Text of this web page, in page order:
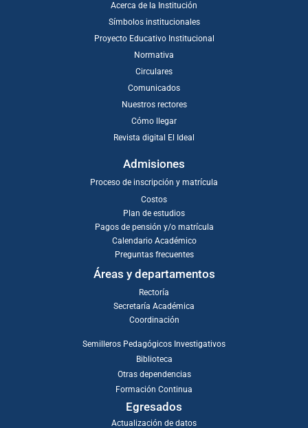
Acerca de la Institución
Símbolos institucionales
Proyecto Educativo Institucional
Normativa
Circulares
Comunicados
Nuestros rectores
Cómo llegar
Revista digital El Ideal
Admisiones
Proceso de inscripción y matrícula
Costos
Plan de estudios
Pagos de pensión y/o matrícula
Calendario Académico
Preguntas frecuentes
Áreas y departamentos
Rectoría
Secretaría Académica
Coordinación
Semilleros Pedagógicos Investigativos
Biblioteca
Otras dependencias
Formación Continua
Egresados
Actualización de datos